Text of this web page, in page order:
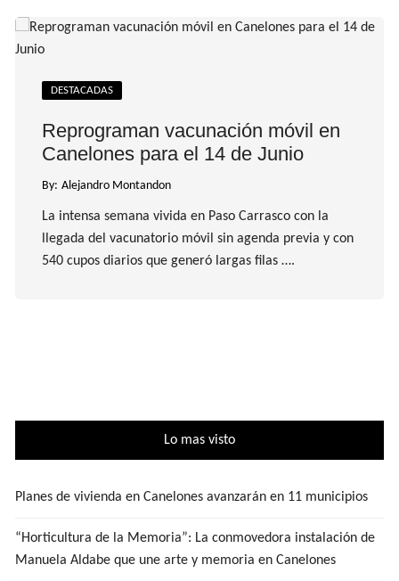
DESTACADAS
Reprograman vacunación móvil en
Canelones para el 14 de Junio
By: Alejandro Montandon
La intensa semana vivida en Paso Carrasco con la
llegada del vacunatorio móvil sin agenda previa y con
540 cupos diarios que generó largas filas ….
Lo mas visto
Planes de vivienda en Canelones avanzarán en 11 municipios
“Horticultura de la Memoria”: La conmovedora instalación de
Manuela Aldabe que une arte y memoria en Canelones